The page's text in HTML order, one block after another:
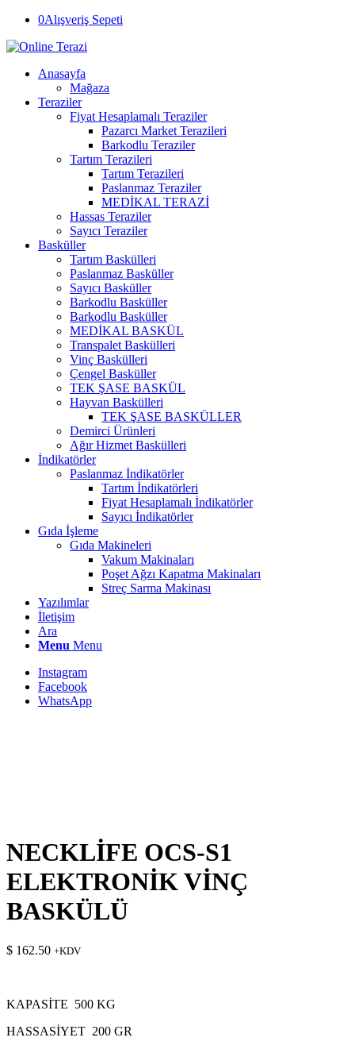
0Alışveriş Sepeti
Anasayfa
Mağaza
Teraziler
Fiyat Hesaplamalı Teraziler
Pazarcı Market Terazileri
Barkodlu Teraziler
Tartım Terazileri
Tartım Terazileri
Paslanmaz Teraziler
MEDİKAL TERAZİ
Hassas Teraziler
Sayıcı Teraziler
Basküller
Tartım Baskülleri
Paslanmaz Basküller
Sayıcı Basküller
Barkodlu Basküller
Barkodlu Basküller
MEDİKAL BASKÜL
Transpalet Baskülleri
Vinç Baskülleri
Çengel Basküller
TEK ŞASE BASKÜL
Hayvan Baskülleri
TEK ŞASE BASKÜLLER
Demirci Ürünleri
Ağır Hizmet Baskülleri
İndikatörler
Paslanmaz İndikatörler
Tartım İndikatörleri
Fiyat Hesaplamalı İndikatörler
Sayıcı İndikatörler
Gıda İşleme
Gıda Makineleri
Vakum Makinaları
Poşet Ağzı Kapatma Makinaları
Streç Sarma Makinası
Yazılımlar
İletişim
Ara
Menu Menu
Instagram
Facebook
WhatsApp
NECKLİFE OCS-S1
ELEKTRONİK VİNÇ
BASKÜLÜ
$ 162.50 +KDV
KAPASİTE 500 KG
HASSASİYET 200 GR